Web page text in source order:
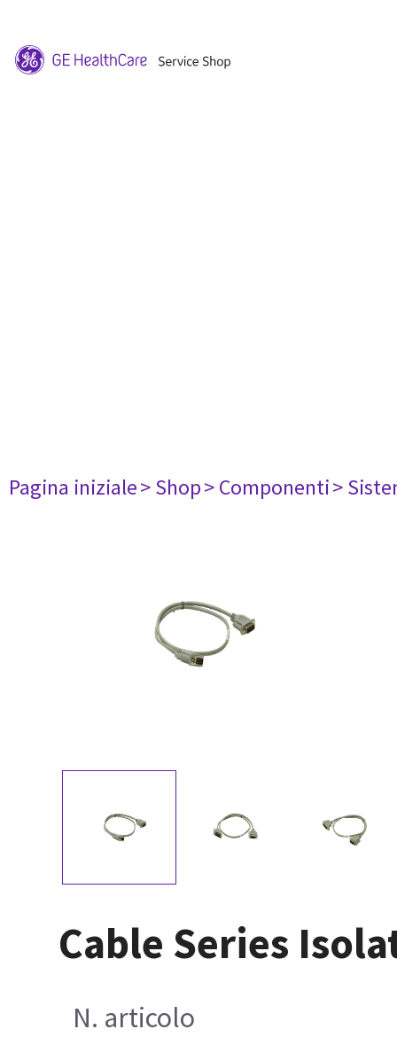
Pagina iniziale> Shop> Componenti>
Cable Series
N. articolo